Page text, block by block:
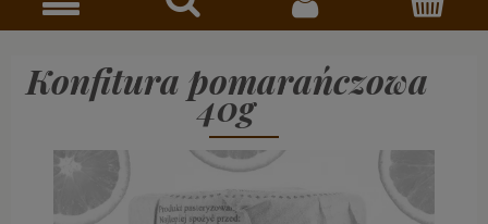
Konfitura pomarańczowa
40g